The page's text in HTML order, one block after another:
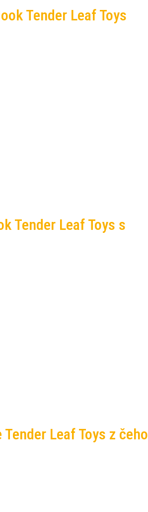
Tender Leaf Toys
Tender Leaf Toys s
Leaf Toys z čeho